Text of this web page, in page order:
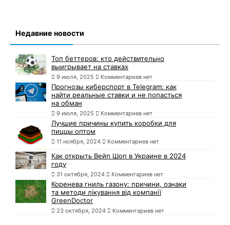
Недавние новости
Топ беттеров: кто действительно
выигрывает на ставках
9 июля, 2025 Комментариев нет
Прогнозы киберспорт в Telegram: как
найти реальные ставки и не попасться
на обман
9 июля, 2025 Комментариев нет
Лучшие причины купить коробки для
пиццы оптом
11 ноября, 2024 Комментариев нет
Как открыть Вейп Шоп в Украине в 2024
году
31 октября, 2024 Комментариев нет
Коренева гниль газону: причини, ознаки
та методи лікування від компанії
GreenDoctor
23 октября, 2024 Комментариев нет